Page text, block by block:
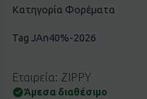
Κατηγορία Φορέματα
Tag JAn40%-2026
Εταιρεία: ZIPPY
Άμεσα διαθέσιμο